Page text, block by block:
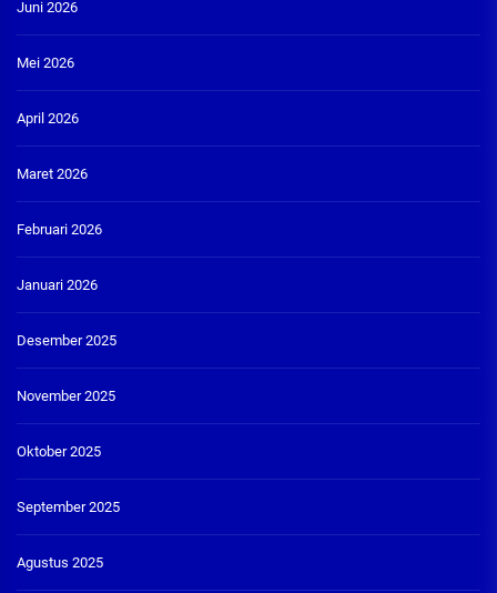
Juni 2026
Mei 2026
April 2026
Maret 2026
Februari 2026
Januari 2026
Desember 2025
November 2025
Oktober 2025
September 2025
Agustus 2025